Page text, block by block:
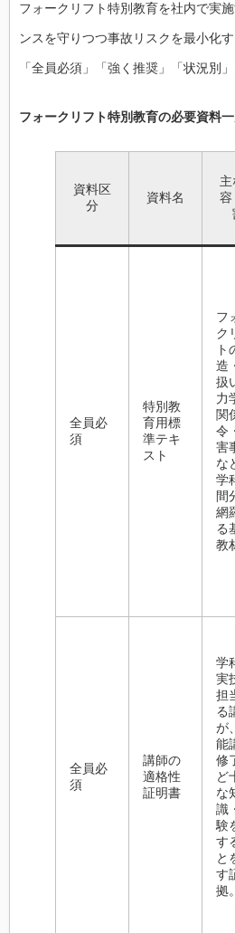
フォークリフト特別教育を社内で実
ンスを守りつつ事故リスクを最小化
「全員必須」「強く推奨」「状況別
フォークリフト特別教育の必要資料
資料区
分
資料名
主
容
全員必
須
特別教
育用標
準テキ
スト
フ
ク
ト
造
扱
力
関
令
害
な
学
間
網
る
教
全員必
須
講師の
適格性
証明書
学
実
担
る
が
能
修
ど
な
識
験
す
と
す
拠。